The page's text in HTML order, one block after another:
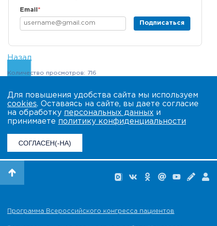
Email *
Подписаться
Назад
Количество просмотров: 716
Для повышения удобства сайта мы используем
cookies. Оставаясь на сайте, вы даете согласие
на обработку персональных данных и
принимаете политику конфиденциальности
СОГЛАСЕН(-НА)
Программа Всероссийского конгресса пациентов